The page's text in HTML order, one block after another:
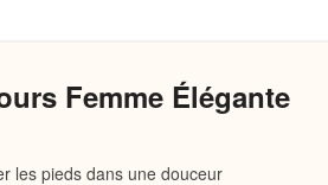
Femme Élégante
les pieds dans une douceur